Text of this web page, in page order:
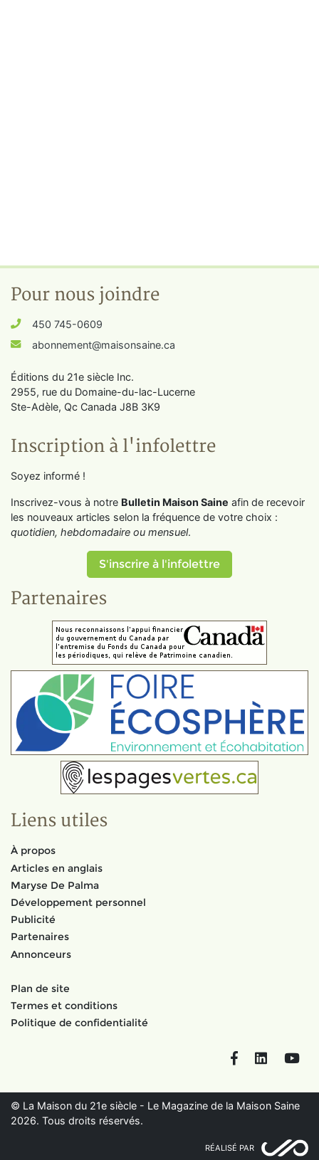
Pour nous joindre
450 745-0609
abonnement@maisonsaine.ca
Éditions du 21e siècle Inc.
2955, rue du Domaine-du-lac-Lucerne
Ste-Adèle, Qc Canada J8B 3K9
Inscription à l'infolettre
Soyez informé !
Inscrivez-vous à notre Bulletin Maison Saine afin de recevoir
les nouveaux articles selon la fréquence de votre choix :
quotidien, hebdomadaire ou mensuel.
S'inscrire à l'infolettre
Partenaires
Liens utiles
À propos
Articles en anglais
Maryse De Palma
Développement personnel
Publicité
Partenaires
Annonceurs
Plan de site
Termes et conditions
Politique de confidentialité
FacebookLinkedIn
© La Maison du 21e siècle - Le Magazine de la Maison Saine
2026. Tous droits réservés.
RÉALISÉ PAR